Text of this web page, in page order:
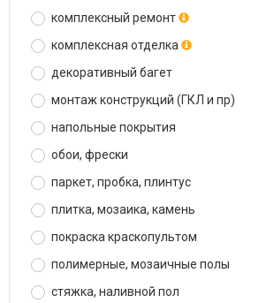
комплексный ремонт
комплексная отделка
декоративный багет
монтаж конструкций (ГКЛ и пр)
напольные покрытия
обои, фрески
паркет, пробка, плинтус
плитка, мозаика, камень
покраска краскопультом
полимерные, мозаичные полы
стяжка, наливной пол